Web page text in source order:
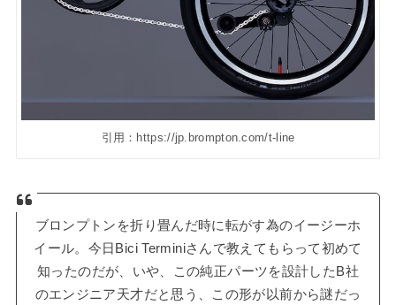
引用：https://jp.brompton.com/t-line
ブロンプトンを折り畳んだ時に転がす為のイージーホ
イール。今日Bici Terminiさんで教えてもらって初めて
知ったのだが、いや、この純正パーツを設計したB社
のエンジニア天才だと思う、この形が以前から謎だっ